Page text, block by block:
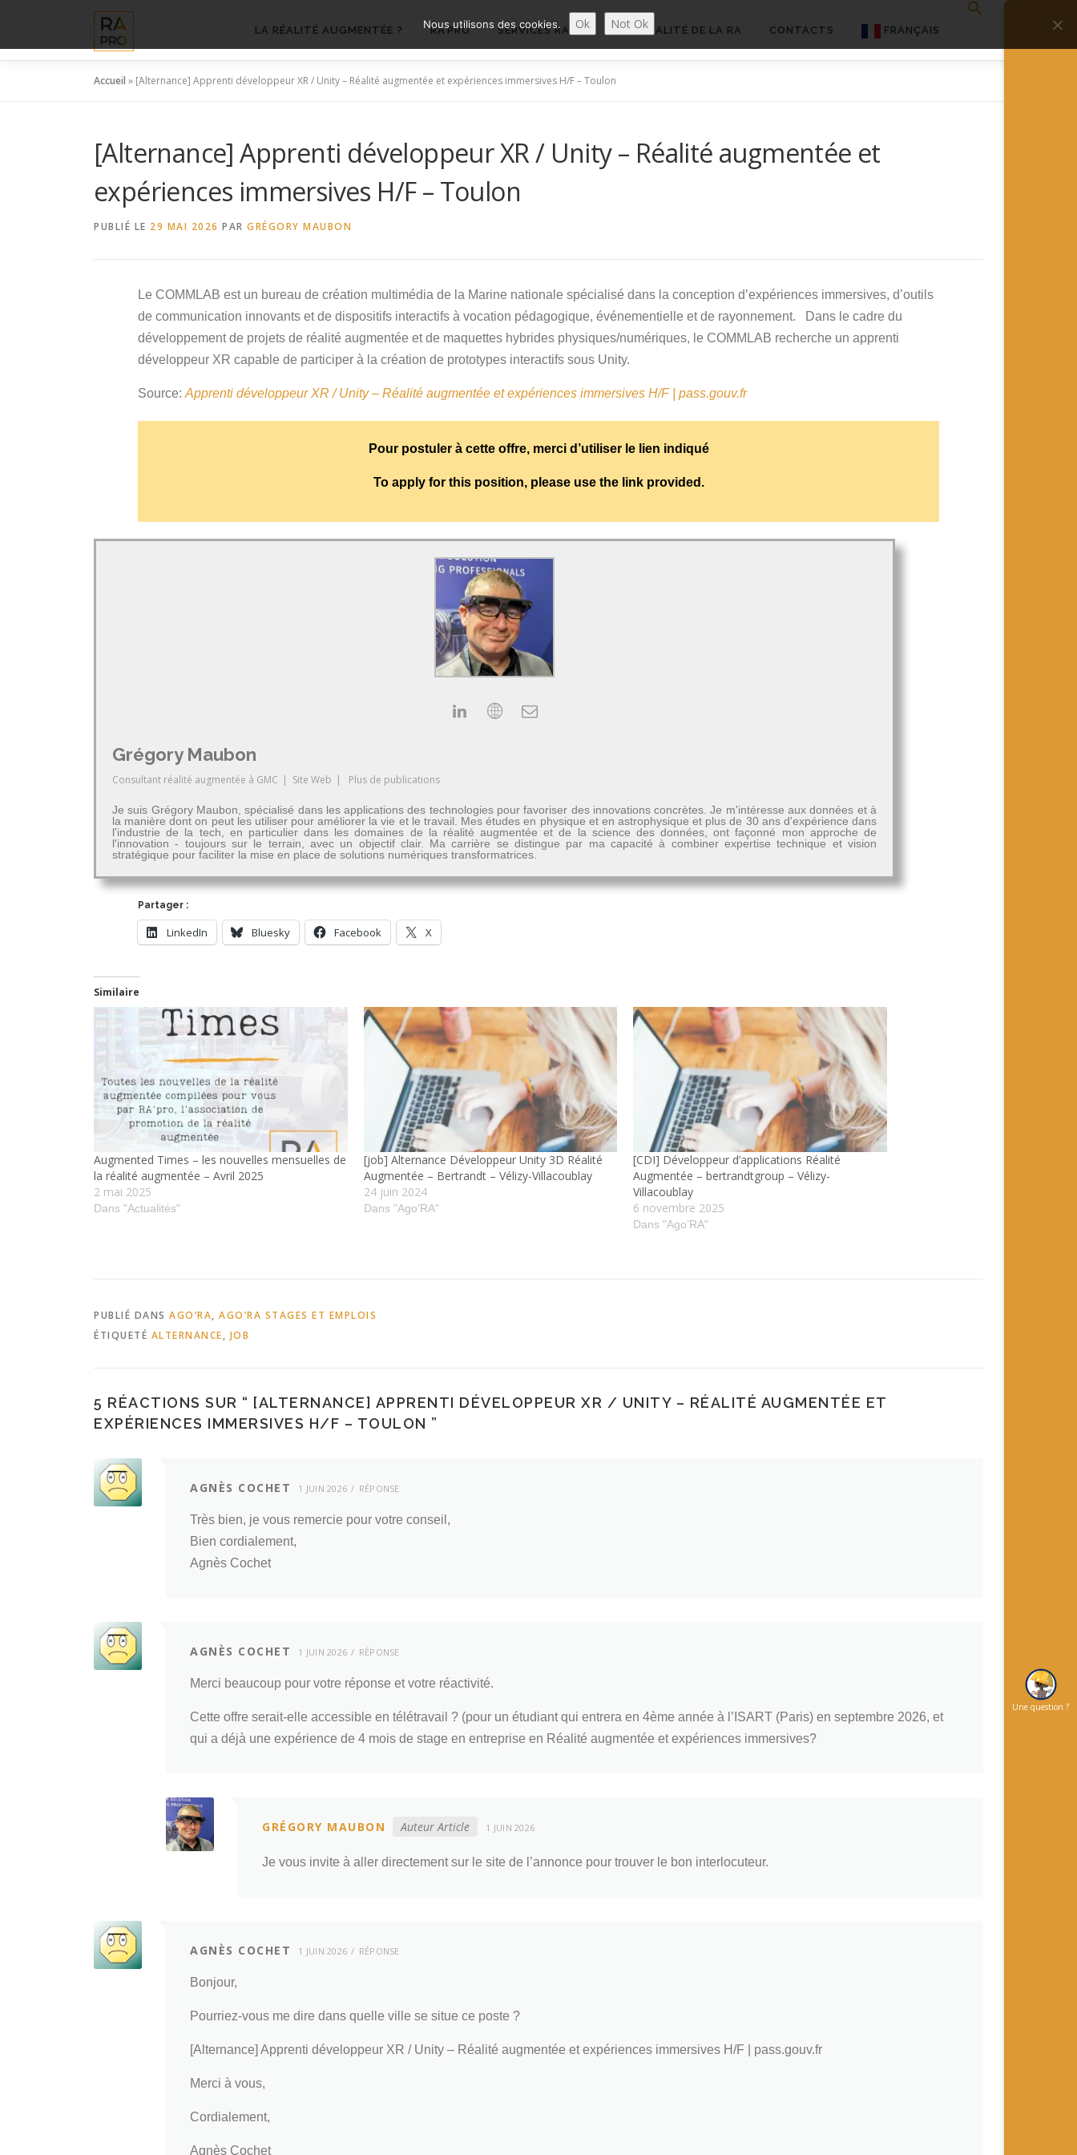
contenu
LA RÉALITÉ AUGMENTÉE ? RA’PRO SERVICES RA’PRO ACTUALITÉ DE LA RA CONTACTS FRANÇAIS
Deutsch
Accueil » [Alternance] Apprenti développeur XR / Unity – Réalité augmentée et expériences immersives H/F – Toulon
[Alternance] Apprenti développeur XR / Unity – Réalité augmentée et
expériences immersives H/F – Toulon
PUBLIÉ LE 29 MAI 2026 PAR GRÉGORY MAUBON
Le COMMLAB est un bureau de création multimédia de la Marine nationale spécialisé dans la conception d’expériences immersives, d’outils
de communication innovants et de dispositifs interactifs à vocation pédagogique, événementielle et de rayonnement. Dans le cadre du
développement de projets de réalité augmentée et de maquettes hybrides physiques/numériques, le COMMLAB recherche un apprenti
développeur XR capable de participer à la création de prototypes interactifs sous Unity.
Source: Apprenti développeur XR / Unity – Réalité augmentée et expériences immersives H/F | pass.gouv.fr
Pour postuler à cette offre, merci d’utiliser le lien indiqué
To apply for this position, please use the link provided.
Grégory Maubon
Consultant réalité augmentée à GMC | Site Web | Plus de publications
Je suis Grégory Maubon, spécialisé dans les applications des technologies pour favoriser des innovations concrètes. Je m'intéresse aux données et à
la manière dont on peut les utiliser pour améliorer la vie et le travail. Mes études en physique et en astrophysique et plus de 30 ans d'expérience dans
l'industrie de la tech, en particulier dans les domaines de la réalité augmentée et de la science des données, ont façonné mon approche de
l'innovation - toujours sur le terrain, avec un objectif clair. Ma carrière se distingue par ma capacité à combiner expertise technique et vision
stratégique pour faciliter la mise en place de solutions numériques transformatrices.
Partager :
LinkedIn Bluesky Facebook X
Similaire
Augmented Times – les nouvelles mensuelles de
la réalité augmentée – Avril 2025
2 mai 2025
Dans "Actualités"
[job] Alternance Développeur Unity 3D Réalité
Augmentée – Bertrandt – Vélizy-Villacoublay
24 juin 2024
Dans "Ago’RA"
[CDI] Développeur d’applications Réalité
Augmentée – bertrandtgroup – Vélizy-
Villacoublay
6 novembre 2025
Dans "Ago’RA"
PUBLIÉ DANS AGO’RA, AGO’RA STAGES ET EMPLOIS
ÉTIQUETÉ ALTERNANCE, JOB
5 RÉACTIONS SUR “ [ALTERNANCE] APPRENTI DÉVELOPPEUR XR / UNITY – RÉALITÉ AUGMENTÉE ET
EXPÉRIENCES IMMERSIVES H/F – TOULON ”
AGNÈS COCHET 1 JUIN 2026 RÉPONSE
Très bien, je vous remercie pour votre conseil,
Bien cordialement,
Agnès Cochet
AGNÈS COCHET 1 JUIN 2026 RÉPONSE
Merci beaucoup pour votre réponse et votre réactivité.
Cette offre serait-elle accessible en télétravail ? (pour un étudiant qui entrera en 4ème année à l’ISART (Paris) en septembre 2026, et
qui a déjà une expérience de 4 mois de stage en entreprise en Réalité augmentée et expériences immersives?
GRÉGORY MAUBON Auteur Article 1 JUIN 2026
Je vous invite à aller directement sur le site de l’annonce pour trouver le bon interlocuteur.
AGNÈS COCHET 1 JUIN 2026 RÉPONSE
Bonjour,
Pourriez-vous me dire dans quelle ville se situe ce poste ?
[Alternance] Apprenti développeur XR / Unity – Réalité augmentée et expériences immersives H/F | pass.gouv.fr
Merci à vous,
Cordialement,
Agnès Cochet
Une question ?
Nous utilisons des cookies. Ok Not Ok